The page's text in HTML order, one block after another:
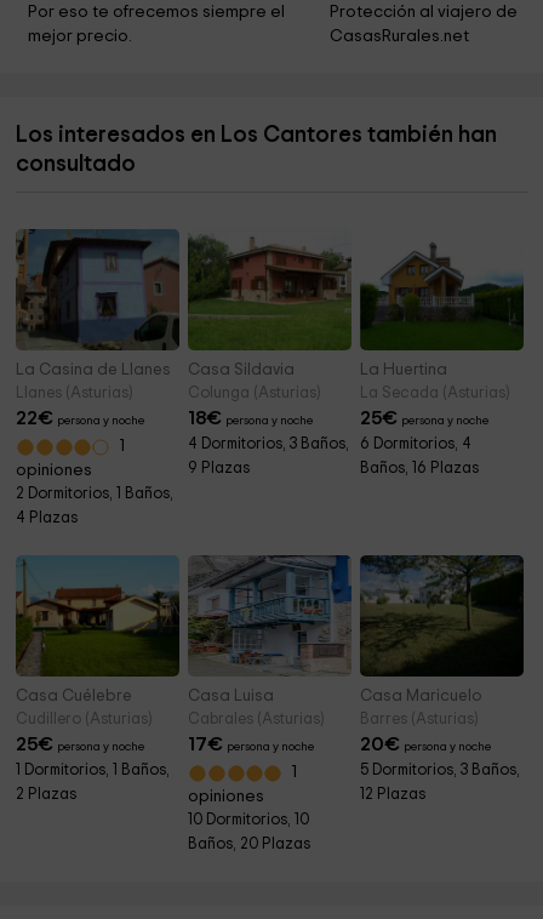
4,9 km
Ermita de San Lorenzo
Por eso te ofrecemos siempre el
mejor precio.
Protección al viajero de
CasasRurales.net
Los interesados en Los Cantores también han
consultado
La Casina de Llanes
Llanes (Asturias)
22€ persona y noche
opiniones
2 Dormitorios, 1 Baños,
4 Plazas
Casa Sildavia
Colunga (Asturias)
18€ persona y noche
4 Dormitorios, 3 Baños,
9 Plazas
La Huertina
La Secada (Asturias)
25€ persona y noche
6 Dormitorios, 4
Baños, 16 Plazas
Casa Cuélebre
Cudillero (Asturias)
25€ persona y noche
1 Dormitorios, 1 Baños,
2 Plazas
Casa Luisa
Cabrales (Asturias)
17€ persona y noche
opiniones
10 Dormitorios, 10
Baños, 20 Plazas
Casa Maricuelo
Barres (Asturias)
20€ persona y noche
5 Dormitorios, 3 Baños,
12 Plazas